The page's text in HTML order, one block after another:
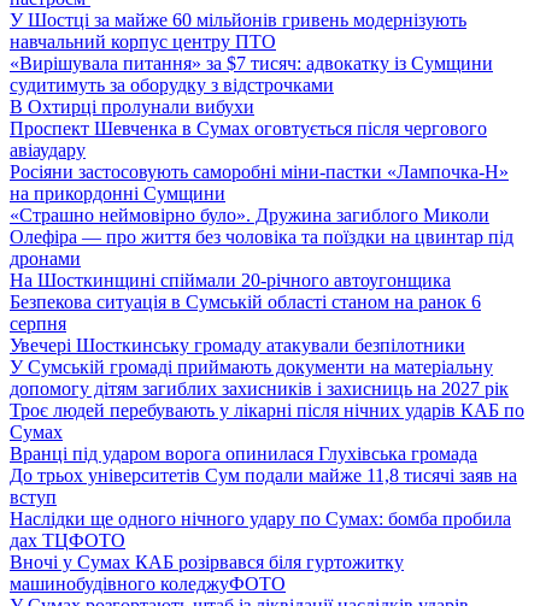
У Шостці за майже 60 мільйонів гривень модернізують
навчальний корпус центру ПТО
«Вирішувала питання» за $7 тисяч: адвокатку із Сумщини
судитимуть за оборудку з відстрочками
В Охтирці пролунали вибухи
Проспект Шевченка в Сумах оговтується після чергового
авіаудару
Росіяни застосовують саморобні міни-пастки «Лампочка-Н»
на прикордонні Сумщини
«Страшно неймовірно було». Дружина загиблого Миколи
Олефіра — про життя без чоловіка та поїздки на цвинтар під
дронами
На Шосткинщині спіймали 20-річного автоугонщика
Безпекова ситуація в Сумській області станом на ранок 6
серпня
Увечері Шосткинську громаду атакували безпілотники
У Сумській громаді приймають документи на матеріальну
допомогу дітям загиблих захисників і захисниць на 2027 рік
Троє людей перебувають у лікарні після нічних ударів КАБ по
Сумах
Вранці під ударом ворога опинилася Глухівська громада
До трьох університетів Сум подали майже 11,8 тисячі заяв на
вступ
Наслідки ще одного нічного удару по Сумах: бомба пробила
дах ТЦФОТО
Вночі у Сумах КАБ розірвався біля гуртожитку
машинобудівного коледжуФОТО